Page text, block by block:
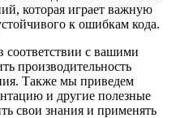
которая играет важную
к ошибкам кода.
соответствии с вашими
производительность
Также мы приведем
и другие полезные
свои знания и применять